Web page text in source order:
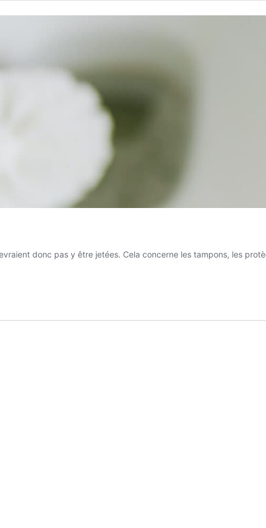
donc pas y être jetées. Cela concerne les tampons, les